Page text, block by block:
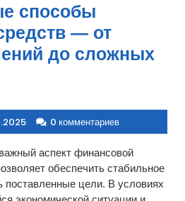
способы
— от
до сложных
0 комментариев
аспект финансовой
обеспечить стабильное
поставленные цели. В условиях